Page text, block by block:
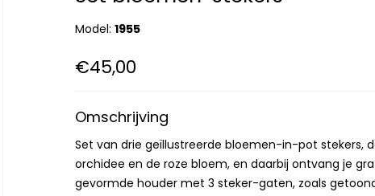
Model:1955
€45,00
Omschrijving
Set van drie geïllustreerde bloemen-in-pot stekers,
orchidee en de roze bloem, en daarbij ontvang je
gevormde houder met 3 steker-gaten, zoals